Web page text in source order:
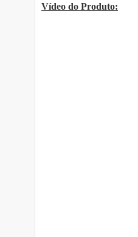
Vídeo do Produto: